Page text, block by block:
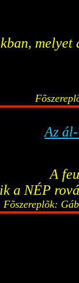
Az
A
a NÉP
Fõszereplõk: